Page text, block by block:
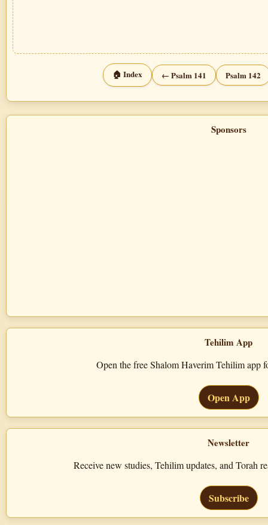
🏠 Index ← Psalm 141 Psalm 142
Sponsors
Tehilim App
Open the free Shalom Haverim Tehilim app
Open App
Newsletter
Receive new studies, Tehilim updates, and Torah
Subscribe